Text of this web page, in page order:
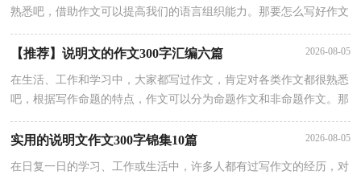
熟悉吧，借助作文可以提高我们的语言组织能力。那要怎么写好作文
呢？以下是小编精心整理的说明文作文400字5篇，希望能够帮助到大
【推荐】说明文的作文300字汇编六篇 2026-08-05
在生活、工作和学习中，大家都写过作文，肯定对各类作文都很熟悉
吧，根据写作命题的特点，作文可以分为命题作文和非命题作文。那
实用的说明文作文300字锦集10篇 2026-08-05
在日复一日的学习、工作或生活中，许多人都有过写作文的经历，对